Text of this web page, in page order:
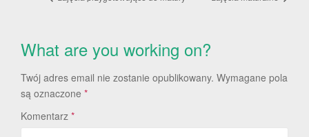
What are you working on?
Twój adres email nie zostanie opublikowany. Wymagane pola
są oznaczone *
Komentarz *